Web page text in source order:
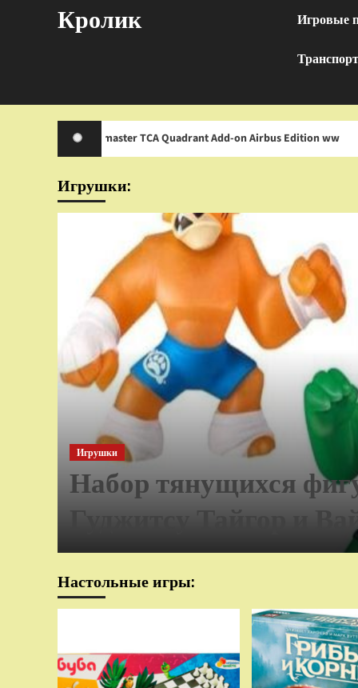
Кролик Игровые
Транспорт
TCA Quadrant Add-on Airbus Edition ww
Игрушки:
Игрушки
Набор тянущихся
Гуджитсу Тайгор и
Настольные игры: